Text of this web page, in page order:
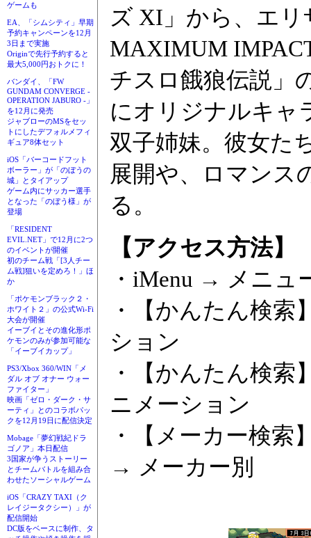
ゲームも
EA、「シムシティ」早期
予約キャンペーンを12月
3日まで実施
Originで先行予約すると
最大5,000円おトクに！
バンダイ、「FW
GUNDAM CONVERGE -
OPERATION JABURO -」
を12月に発売
ジャブローのMSをセッ
トにしたデフォルメフィ
ギュア8体セット
iOS「バーコードフット
ボーラー」が「のぼうの
城」とタイアップ
ゲーム内にサッカー選手
となった「のぼう様」が
登場
「RESIDENT
EVIL.NET」で12月に2つ
のイベントが開催
初のチーム戦「[3人チー
ム戦]狙いを定めろ！」ほ
か
「ポケモンブラック２・
ホワイト２」の公式Wi-Fi
大会が開催
イーブイとその進化形ポ
ケモンのみが参加可能な
「イーブイカップ」
PS3/Xbox 360/WIN「メ
ダル オブ オナー ウォー
ファイター」
映画「ゼロ・ダーク・サ
ーティ」とのコラボパッ
クを12月19日に配信決定
Mobage「夢幻戦紀ドラ
ゴノア」本日配信
3国家が争うストーリー
とチームバトルを組み合
わせたソーシャルゲーム
iOS「CRAZY TAXI（ク
レイジータクシー）」が
配信開始
DC版をベースに制作、タ
ズ XI」から、エ
MAXIMUM
チスロ餓狼伝説」
にオリジナルキャ
双子姉妹。彼女た
展開や、ロマンス
る。
【アクセス方法】
・iMenu → メニ
・【かんたん検
ション
・【かんたん検
ニメーション
・【メーカー検
→ メーカー別